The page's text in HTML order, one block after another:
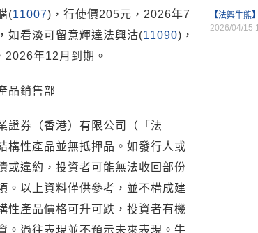
(11007)，行使價205元，2026年7
如看淡可留意輝達法興沽(11090)，
2026年12月到期。
品銷售部
證券（香港）有限公司（「法
構性產品並無抵押品。如發行人或
或違約，投資者可能無法收回部份
。以上資料僅供參考，並不構成建
性產品價格可升可跌，投資者有機
。過往表現並不預示未來表現。牛
【法興牛熊
2026/04/15